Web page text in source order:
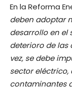
En la Reforma
deben adoptar
desarrollo en el
deterioro de las
vez, se debe
sector eléctrico,
contaminantes